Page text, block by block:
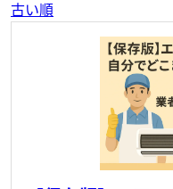
古い順